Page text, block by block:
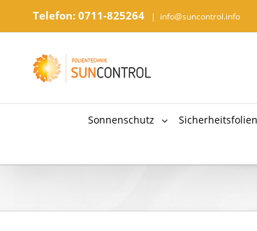
Telefon: 0711-825264 | info@suncontrol.info
Sonnenschutz Sicherheitsfolien